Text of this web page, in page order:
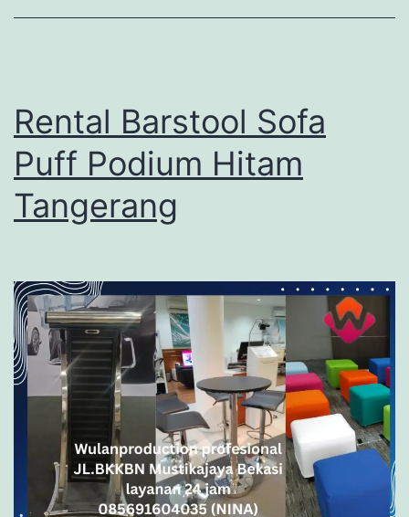
Rental Barstool Sofa
Puff Podium Hitam
Tangerang